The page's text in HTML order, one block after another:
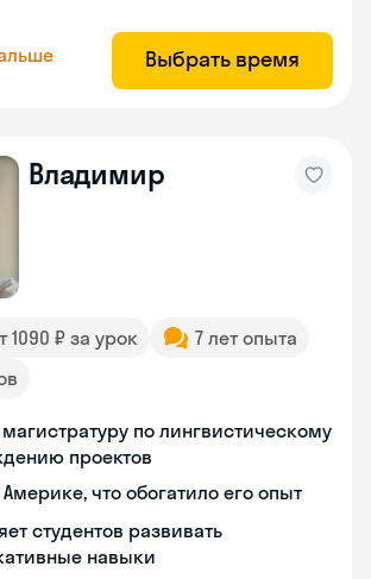
Выбрать время
Владимир
1090 ₽ за урок
7 лет опыта
по лингвистическому
проектов
Америке, что обогатило его опыт
студентов развивать
навыки